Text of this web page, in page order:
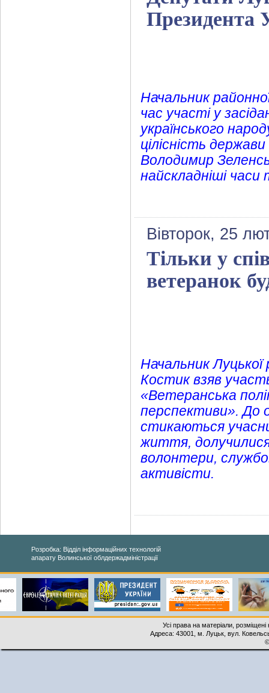
Президента
Начальник
час участі у
українського
цілісність
Володимир
найскладніші часи
Вівторок, 25
Тільки у
ветеранок
Начальник Луцької
Костик взяв
«Ветеранська
перспективи». До
стикаються
життя,
волонтери,
активісти.
Розробка: Відділ інформаційних технологій
апарату Волинської облдержадміністрації
Усі права на матеріали,
Адреса: 43001, м. Луцьк, вул.